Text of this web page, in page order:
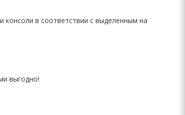
консоли в соответствии с выделенным на
выгодно!